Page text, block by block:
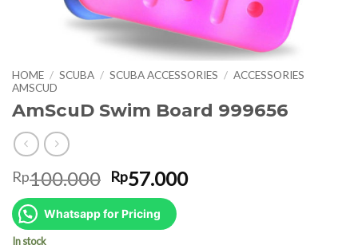
HOME / SCUBA / SCUBA ACCESSORIES / ACCESSORIES
AMSCUD
AmScuD Swim Board 999656
Rp100.000 Original
price
was:
Rp100.000.
Rp57.000Current
Whatsapp for Pricing
In stock